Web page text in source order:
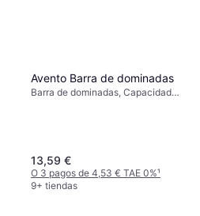
Avento Barra de dominadas
Barra de dominadas, Capacidad
13,59 €
O 3 pagos de 4,53 € TAE 0%¹
9+ tiendas